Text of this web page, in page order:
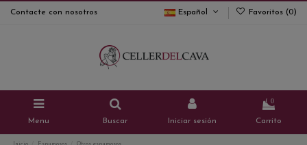
Contacte con nosotros Español Favoritos (0)
Menu Buscar Iniciar sesión
0
Carrito